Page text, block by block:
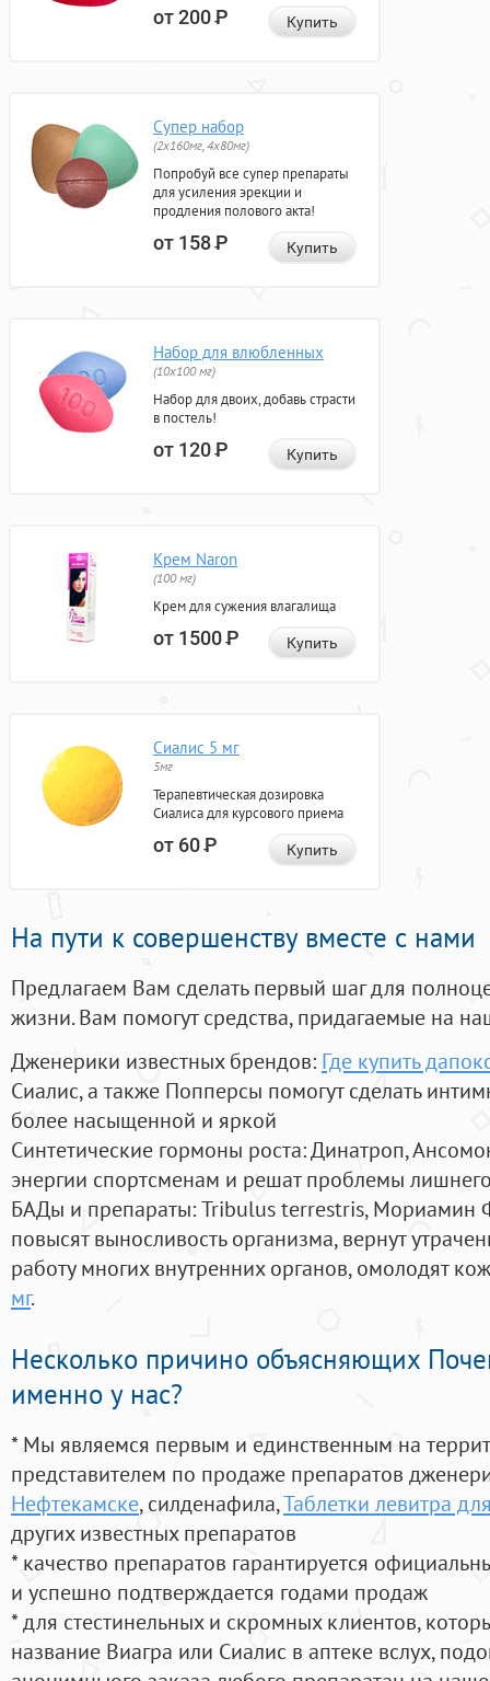
от 200Р Купить
Супер набор
(2х160мг, 4х80мг)
Попробуй все супер препараты
для усиления эрекции и
продления полового акта!
от 158Р Купить
Набор для влюбленных
(10х100 мг)
Набор для двоих, добавь страсти
в постель!
от 120Р Купить
Крем Naron
(100 мг)
Крем для сужения влагалища
от 1500Р Купить
Сиалис 5 мг
5мг
Терапевтическая дозировка
Сиалиса для курсового приема
от 60Р Купить
На пути к совершенству вместе с нами
Предлагаем Вам сделать первый шаг для
жизни. Вам помогут средства, придагаемые на
Дженерики известных брендов: Где купить
Сиалис, а также Попперсы помогут сделать
более насыщенной и яркой
Синтетические гормоны роста: Динатроп,
энергии спортсменам и решат проблемы
БАДы и препараты:Tribulus terrestris, Мориамин
повысят выносливость организма, вернут
работу многих внутренних органов, омолодят
мг.
Несколько причино объясняющих
именно у нас?
* Мы являемся первым и единственным на
представителем по продаже препаратов
Нефтекамске, силденафила,Таблетки левитра
других известных препаратов
* качество препаратов гарантируется
и успешно подтверждается годами продаж
* для стестинельных и скромных клиентов,
название Виагра или Сиалис в аптеке вслух,